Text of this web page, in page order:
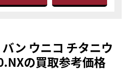
ン ウニコ チタニウ
の買取参考価格